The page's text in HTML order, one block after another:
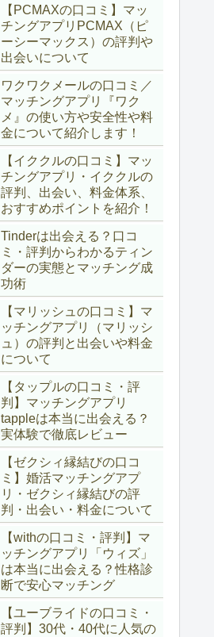
【PCMAXの口コミ】マッ
チングアプリPCMAX（ピ
ーシーマックス）の評判や
出会いについて
ワクワクメールの口コミ／
マッチングアプリ『ワク
メ』の使い方や安全性や料
金について紹介します！
【イククルの口コミ】マッ
チングアプリ・イククルの
評判、出会い、料金体系、
おすすめポイントを紹介！
Tinderは出会える？口コ
ミ・評判からわかるティン
ダーの実態とマッチング成
功術
【マリッシュの口コミ】マ
ッチングアプリ（マリッシ
ュ）の評判と出会いや料金
について
【タップルの口コミ・評
判】マッチングアプリ
tappleは本当に出会える？
実体験で徹底レビュー
【ゼクシィ縁結びの口コ
ミ】婚活マッチングアプ
リ・ゼクシィ縁結びの評
判・出会い・料金について
【withの口コミ・評判】マ
ッチングアプリ「ウィズ」
は本当に出会える？性格診
断で安心マッチング
【ユーブライドの口コミ・
評判】30代・40代に人気の